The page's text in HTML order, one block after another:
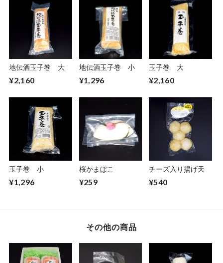
地伝酒玉子巻 大
¥2,160
地伝酒玉子巻 小
¥1,296
玉子巻 大
¥2,160
玉子巻 小
¥1,296
桜かまぼこ
¥259
チーズ入り揚げ天
¥540
その他の商品